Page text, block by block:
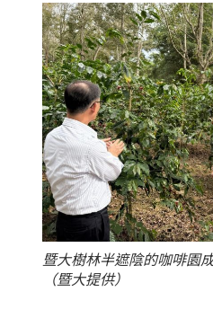
暨大樹林半遮陰的咖啡園
（暨大提供）